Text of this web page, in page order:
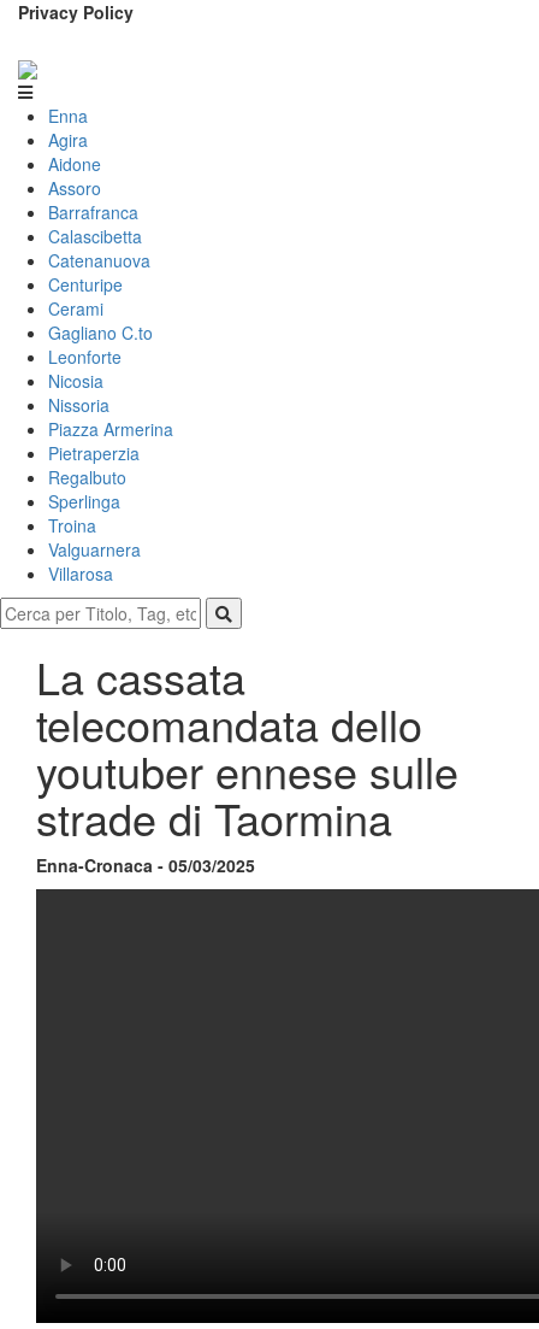
Privacy Policy
Enna
Agira
Aidone
Assoro
Barrafranca
Calascibetta
Catenanuova
Centuripe
Cerami
Gagliano C.to
Leonforte
Nicosia
Nissoria
Piazza Armerina
Pietraperzia
Regalbuto
Sperlinga
Troina
Valguarnera
Villarosa
La cassata
telecomandata dello
youtuber ennese sulle
strade di Taormina
Enna-Cronaca - 05/03/2025